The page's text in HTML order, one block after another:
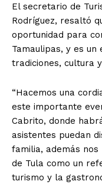
El secretario de
Rodríguez, resaltó
oportunidad para
Tamaulipas, y es
tradiciones, cultura
“Hacemos una
este importante
Cabrito, donde
asistentes puedan
familia, además
de Tula como un
turismo y la